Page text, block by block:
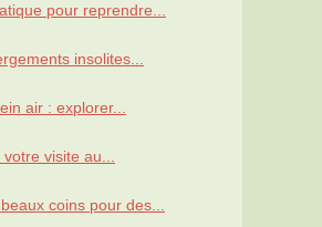
pour reprendre...
insolites...
air : explorer...
votre visite au...
coins pour des...